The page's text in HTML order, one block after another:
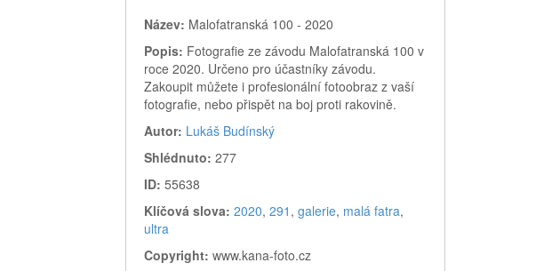
Název: Malofatranská 100 - 2020
Popis: Fotografie ze závodu Malofatranská 100 v
roce 2020. Určeno pro účastníky závodu.
Zakoupit můžete i profesionální fotoobraz z vaší
fotografie, nebo přispět na boj proti rakovině.
Autor: Lukáš Budínský
Shlédnuto: 277
ID: 55638
Klíčová slova: 2020, 291 , galerie, malá fatra,
ultra
Copyright: www.kana-foto.cz